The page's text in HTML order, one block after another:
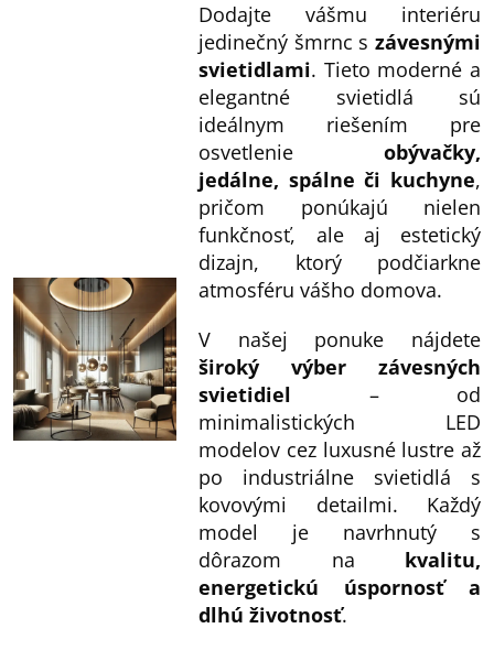
Dodajte vášmu interiéru
jedinečný šmrnc s závesnými
svietidlami. Tieto moderné a
elegantné svietidlá sú
ideálnym riešením pre
osvetlenie obývačky,
jedálne, spálne či kuchyne,
pričom ponúkajú nielen
funkčnosť, ale aj estetický
dizajn, ktorý podčiarkne
atmosféru vášho domova.
V našej ponuke nájdete
široký výber závesných
svietidiel – od
minimalistických LED
modelov cez luxusné lustre až
po industriálne svietidlá s
kovovými detailmi. Každý
model je navrhnutý s
dôrazom na kvalitu,
energetickú úspornosť a
dlhú životnosť.